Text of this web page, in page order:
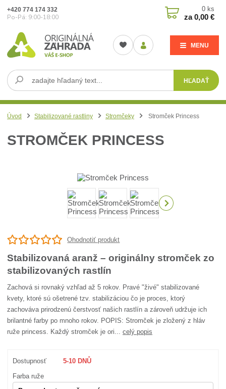
MENU
HĽADAŤ
+420 774 174 332
Po-Pá: 9:00-18:00
0 ks
za0,00 €
Úvod Stabilizované rastliny Stromčeky Stromček Princess
STROMČEK PRINCESS
Ohodnotiť produkt
Stabilizovaná aranž – originálny stromček zo
stabilizovaných rastlín
Zachová si rovnaký vzhľad až 5 rokov. Pravé "živé" stabilizované
kvety, ktoré sú ošetrené tzv. stabilizáciou čo je proces, ktorý
zachováva prirodzenú čerstvosť našich rastlín a zároveň udržuje ich
brilantné farby po mnoho rokov. POPIS: Stromček je zložený z hláv
ruže princess. Každý stromček je ori...celý popis
Dostupnosť 5-10 DNŮ
Farba ruže